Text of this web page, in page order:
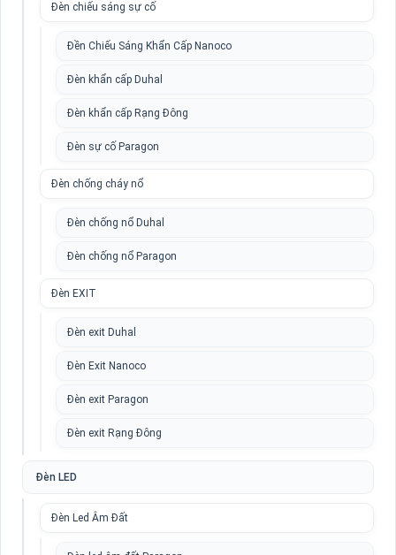
Đèn chiếu sáng sự cố
Đền Chiếu Sáng Khẩn Cấp Nanoco
Đèn khẩn cấp Duhal
Đèn khẩn cấp Rạng Đông
Đèn sự cố Paragon
Đèn chống cháy nổ
Đèn chống nổ Duhal
Đèn chống nổ Paragon
Đèn EXIT
Đèn exit Duhal
Đèn Exit Nanoco
Đèn exit Paragon
Đèn exit Rạng Đông
Đèn LED
Đèn Led Âm Đất